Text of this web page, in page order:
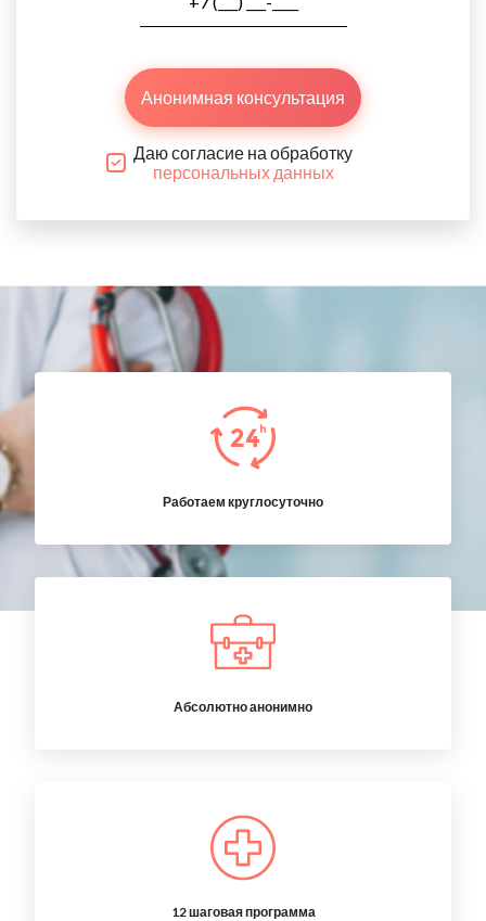
Анонимная консультация
Даю согласие на обработку
персональных данных
Работаем круглосуточно
Абсолютно анонимно
12 шаговая программа